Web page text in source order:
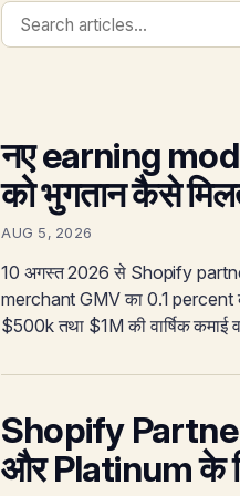
नए earning
को भुगतान कैसे
AUG 5, 2026
10 अगस्त 2026 से Shopify
merchant GMV का 0.1 percent
$500k तथा $1M की वार्षिक कमाई
Shopify Partner
और Platinum के